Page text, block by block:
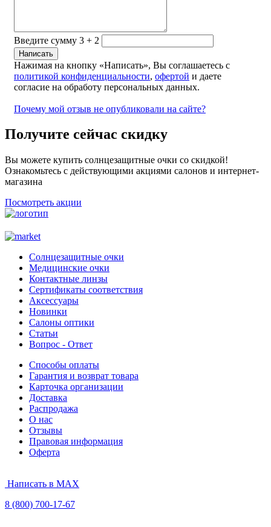
Введите сумму 3 + 2
Нажимая на кнопку «Написать», Вы соглашаетесь с
политикой конфиденциальности, офертой и даете
согласие на обработу персональных данных.
Почему мой отзыв не опубликовали на сайте?
Получите сейчас скидку
Вы можете купить солнцезащитные очки со скидкой!
Ознакомьтесь с действующими акциями салонов и интернет-
магазина
Посмотреть акции
Солнцезащитные очки
Медицинские очки
Контактные линзы
Сертификаты соответствия
Аксессуары
Новинки
Салоны оптики
Статьи
Вопрос - Ответ
Способы оплаты
Гарантия и возврат товара
Карточка организации
Доставка
Распродажа
О нас
Отзывы
Правовая информация
Оферта
Написать в MAX
8 (800) 700-17-67